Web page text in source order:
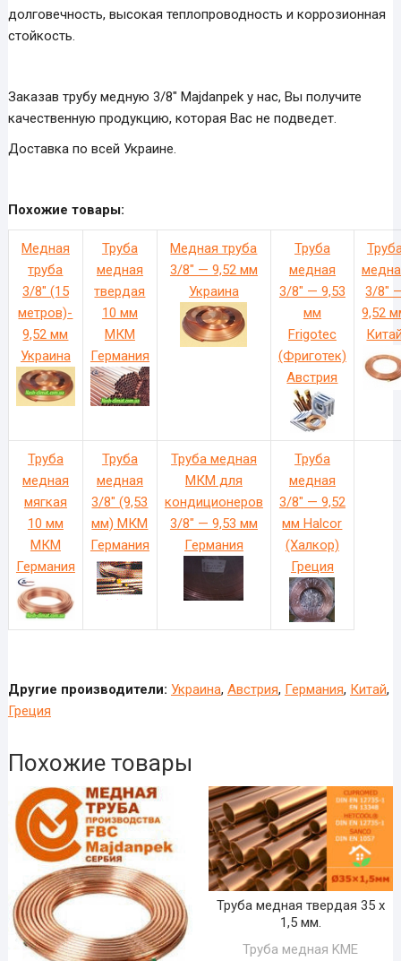
долговечность, высокая теплопроводность и коррозионная
стойкость.
Заказав трубу медную 3/8″ Majdanpek у нас, Вы получите
качественную продукцию, которая Вас не подведет.
Доставка по всей Украине.
Похожие товары:
Медная
труба
3/8″ (15
метров)-
9,52 мм
Украина
Труба
медная
твердая
10 мм
МКМ
Германия
Медная труба
3/8″ — 9,52 мм
Украина
Труба
медная
3/8″ — 9,53
мм
Frigotec
(Фриготек)
Австрия
3/8″
9,52
Труба
медная
мягкая
10 мм
МКМ
Германия
Труба
медная
3/8″ (9,53
мм) МКМ
Германия
Труба медная
МКМ для
кондиционеров
3/8″ — 9,53 мм
Германия
Труба
медная
3/8″ — 9,52
мм Halcor
(Халкор)
Греция
Другие производители: Украина, Австрия, Германия, Китай,
Греция
Похожие товары
Труба медная твердая 35 х
1,5 мм.
Труба медная KМЕ